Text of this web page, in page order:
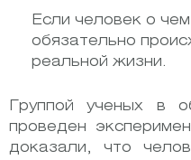
Если человек о
обязательно
реальной жизни.
Группой ученых в
проведен
доказали, что